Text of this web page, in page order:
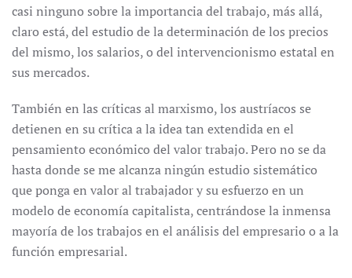
casi ninguno sobre la importancia del trabajo, más allá,
claro está, del estudio de la determinación de los precios
del mismo, los salarios, o del intervencionismo estatal en
sus mercados.
También en las críticas al marxismo, los austríacos se
detienen en su crítica a la idea tan extendida en el
pensamiento económico del valor trabajo. Pero no se da
hasta donde se me alcanza ningún estudio sistemático
que ponga en valor al trabajador y su esfuerzo en un
modelo de economía capitalista, centrándose la inmensa
mayoría de los trabajos en el análisis del empresario o a la
función empresarial.